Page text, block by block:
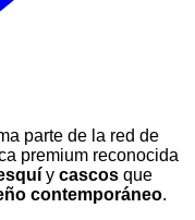
parte de la red de
premium reconocida
y cascos que
contemporáneo.